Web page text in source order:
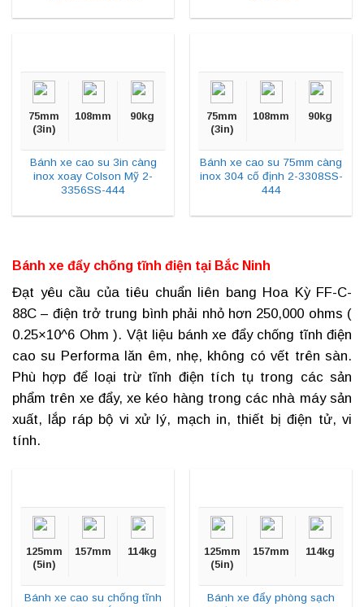
75mm
(3in)
108mm 90kg
Bánh xe cao su 3in càng
inox xoay Colson Mỹ 2-
3356SS-444
75mm
(3in)
108mm 90kg
Bánh xe cao su 75mm càng
inox 304 cố định 2-3308SS-
444
Bánh xe đẩy chống tĩnh điện tại Bắc Ninh
Đạt yêu cầu của tiêu chuẩn liên bang Hoa Kỳ FF-C-
88C – điện trở trung bình phải nhỏ hơn 250,000 ohms (
0.25×10^6 Ohm ). Vật liệu bánh xe đẩy chống tĩnh điện
cao su Performa lăn êm, nhẹ, không có vết trên sàn.
Phù hợp để loại trừ tĩnh điện tích tụ trong các sản
phẩm trên xe đẩy, xe kéo hàng trong các nhà máy sản
xuất, lắp ráp bộ vi xử lý, mạch in, thiết bị điện tử, vi
tính.
125mm
(5in)
157mm 114kg
Bánh xe cao su chống tĩnh
125mm
(5in)
157mm 114kg
Bánh xe đẩy phòng sạch